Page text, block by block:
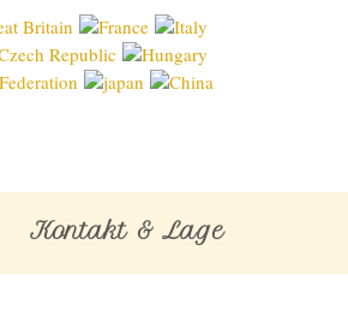
Kontakt & Lage